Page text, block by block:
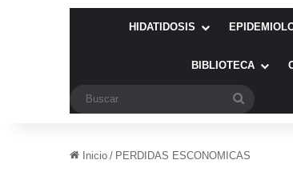
HIDATIDOSIS
BIBLIOTECA
Inicio / PERDIDAS ESCONOMICAS